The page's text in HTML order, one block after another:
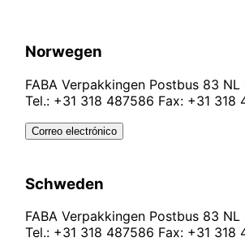
Norwegen
FABA Verpakkingen Postbus 83
Tel.: +31 318 487586 Fax: +31 318
Correo electrónico
Schweden
FABA Verpakkingen Postbus 83
Tel.: +31 318 487586 Fax: +31 318